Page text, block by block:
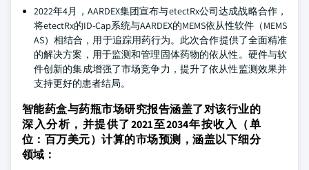
2022年4月，AARDEX集团宣布与etectRx公司达成战略合作，
将etectRx的ID-Cap系统与AARDEX的MEMS依从性软件（MEMS
AS）相结合，用于追踪用药行为。此次合作提供了全面精准
的解决方案，用于监测和管理固体药物的依从性。硬件与软
件创新的集成增强了市场竞争力，提升了依从性监测效果并
支持更好的患者结局。
智能药盒与药瓶市场研究报告涵盖了对该行业的
深入分析，并提供了2021至2034年按收入（单
位：百万美元）计算的市场预测，涵盖以下细分
领域：